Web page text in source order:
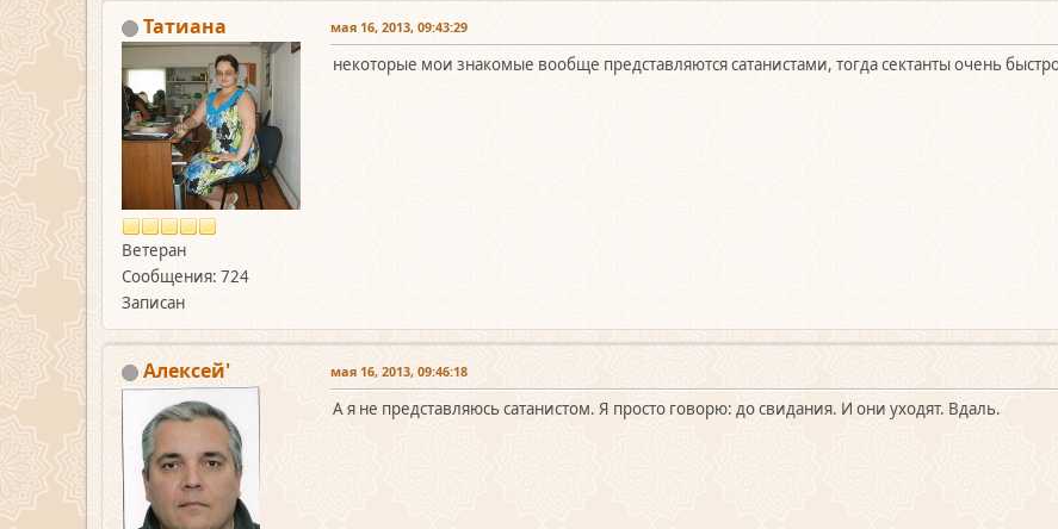
Татиана
Ветеран
Сообщения: 724
Записан
мая 16, 2013, 09:43:29
некоторые мои знакомые вообще представляются сатанистами, тогда сектанты очень
Алексей' мая 16, 2013, 09:46:18
А я не представляюсь сатанистом. Я просто говорю: до свидания. И они уходят. Вдаль.